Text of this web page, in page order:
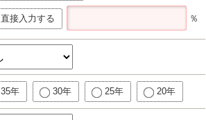
直接入力する ％
35年 30年 25年 20年